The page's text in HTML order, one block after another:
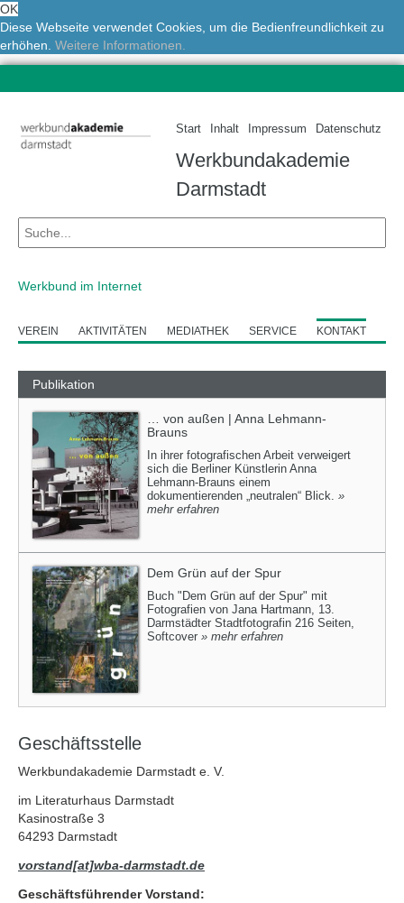
OK
Diese Webseite verwendet Cookies, um die Bedienfreundlichkeit zu
erhöhen. Weitere Informationen.
Start Inhalt Impressum Datenschutz
Werkbundakademie
Darmstadt
Werkbund im Internet
VEREIN AKTIVITÄTEN MEDIATHEK SERVICE KONTAKT
Publikation
… von außen | Anna Lehmann-
Brauns
In ihrer fotografischen Arbeit verweigert
sich die Berliner Künstlerin Anna
Lehmann-Brauns einem
dokumentierenden „neutralen“ Blick. »
mehr erfahren
Dem Grün auf der Spur
Buch "Dem Grün auf der Spur" mit
Fotografien von Jana Hartmann, 13.
Darmstädter Stadtfotografin 216 Seiten,
Softcover » mehr erfahren
Geschäftsstelle
Werkbundakademie Darmstadt e. V.
im Literaturhaus Darmstadt
Kasinostraße 3
64293 Darmstadt
vorstand[at]wba-darmstadt.de
Geschäftsführender Vorstand: